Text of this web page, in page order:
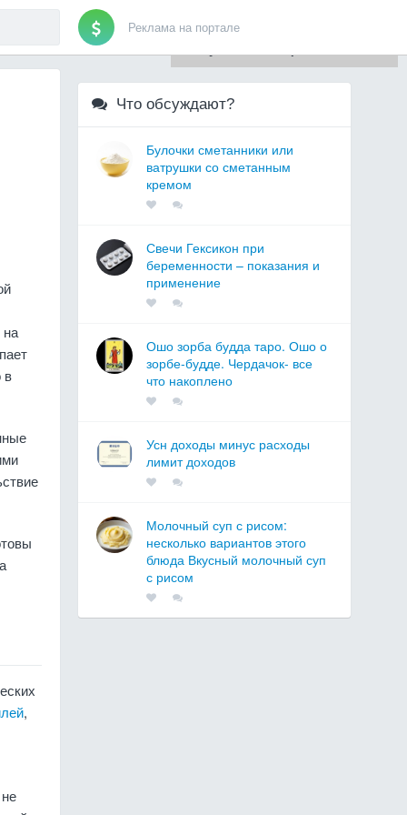
Реклама на портале
на
в
,
Что обсуждают?
Булочки сметанники или
ватрушки со сметанным
кремом
Свечи Гексикон при
беременности – показания и
применение
Ошо зорба будда таро. Ошо о
зорбе-будде. Чердачок- все
что накоплено
Усн доходы минус расходы
лимит доходов
Молочный суп с рисом:
несколько вариантов этого
блюда Вкусный молочный суп
с рисом
Для любых предложений по